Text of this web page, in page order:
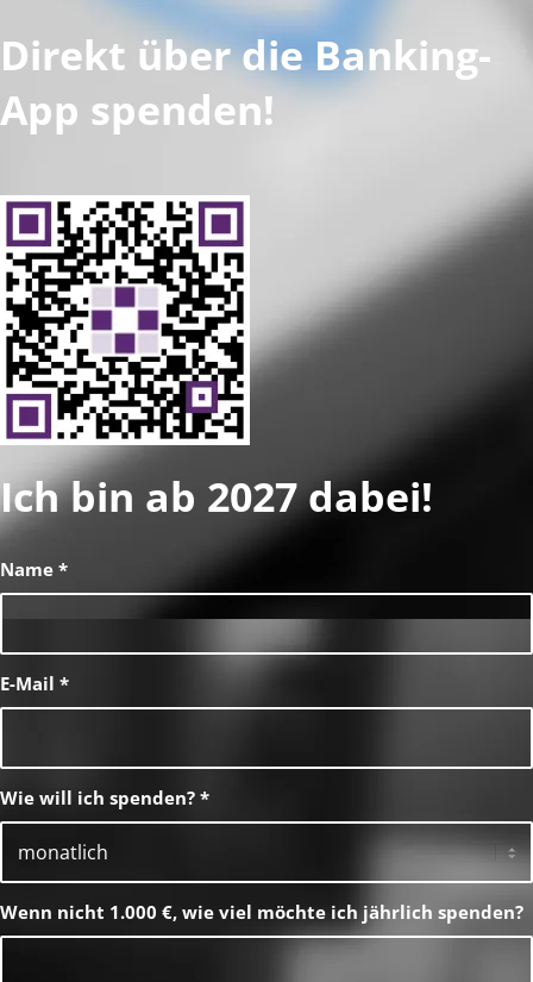
Direkt über die Banking-
App spenden!
Ich bin ab 2027 dabei!
Name *
E-Mail *
Wie will ich spenden? *
Wenn nicht 1.000 €, wie viel möchte ich jährlich spenden?